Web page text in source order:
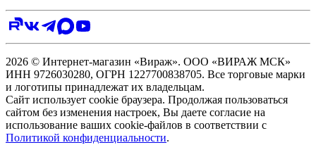
2026 © Интернет-магазин «Вираж». ООО «ВИРАЖ МСК»
ИНН 9726030280, ОГРН 1227700838705. Все торговые марки
и логотипы принадлежат их владельцам.
Сайт использует cookie браузера. Продолжая пользоваться
сайтом без изменения настроек, Вы даете согласие на
использование ваших cookie-файлов в соответствии с
Политикой конфиденциальности.